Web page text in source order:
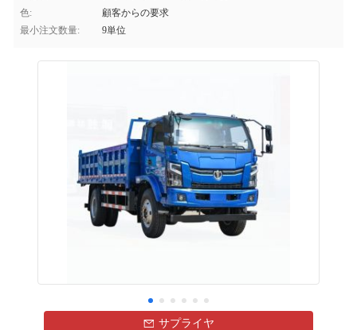
色:
顧客からの要求
最小注文数量:
9単位
サプライヤ